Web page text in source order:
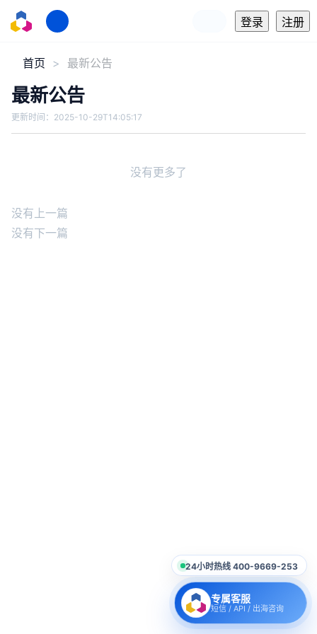
登录 注册
首页 最新公告
最新公告
更新时间： 2025-10-29T14:05:17
没有更多了
没有上一篇
没有下一篇
24小时热线 400-9669-253
专属客服
短信 / API / 出海咨询